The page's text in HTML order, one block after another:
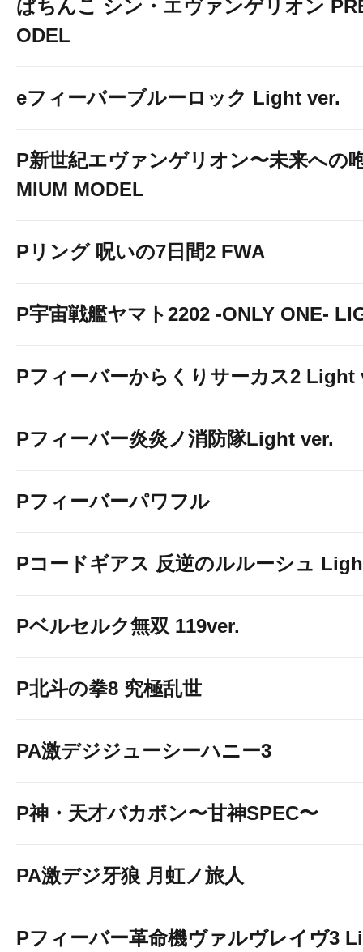
ぱちんこ シン・エヴァンゲリオン
ODEL
eフィーバーブルーロック Light ver.
P新世紀エヴァンゲリオン〜未来への
MIUM MODEL
Pリング 呪いの7日間2 FWA
P宇宙戦艦ヤマト2202 -ONLY ONE-
Pフィーバーからくりサーカス2 Light
Pフィーバー炎炎ノ消防隊Light ver.
Pフィーバーパワフル
Pコードギアス 反逆のルルーシュ
Pベルセルク無双 119ver.
P北斗の拳8 究極乱世
PA激デジジューシーハニー3
P神・天才バカボン〜甘神SPEC〜
PA激デジ牙狼 月虹ノ旅人
Pフィーバー革命機ヴァルヴレイヴ3